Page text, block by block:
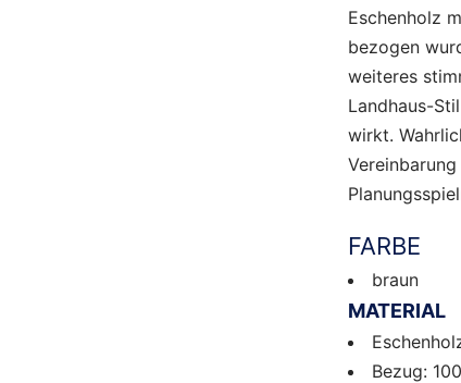
Eschenholz
bezogen
weiteres
Landhaus-
wirkt.
FARBE
braun
MATERIAL
Bezug: